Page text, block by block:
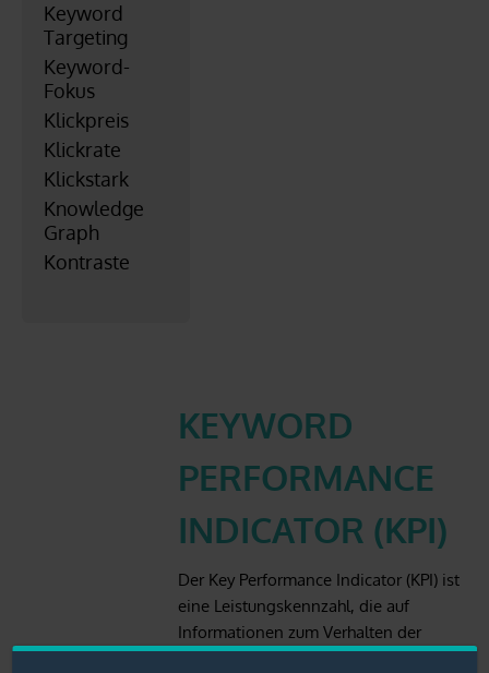
Keyword
Targeting
Keyword-
Fokus
Klickpreis
Klickrate
Klickstark
Knowledge
Graph
Kontraste
KEYWORD
PERFORMANCE
INDICATOR (KPI)
Der Key Performance Indicator (KPI) ist
eine Leistungskennzahl, die auf
Informationen zum Verhalten der
Besucher einer Website basiert. Einige